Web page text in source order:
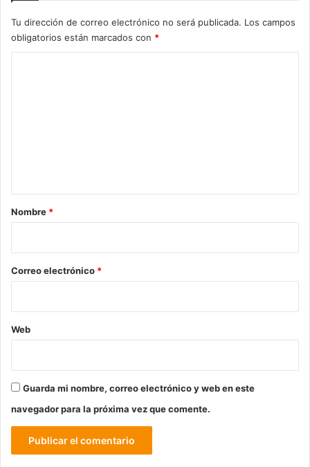
Tu dirección de correo electrónico no será publicada. Los campos
obligatorios están marcados con *
r
*
Nombre *
Correo electrónico *
Web
Guarda mi nombre, correo electrónico y web en este
navegador para la próxima vez que comente.